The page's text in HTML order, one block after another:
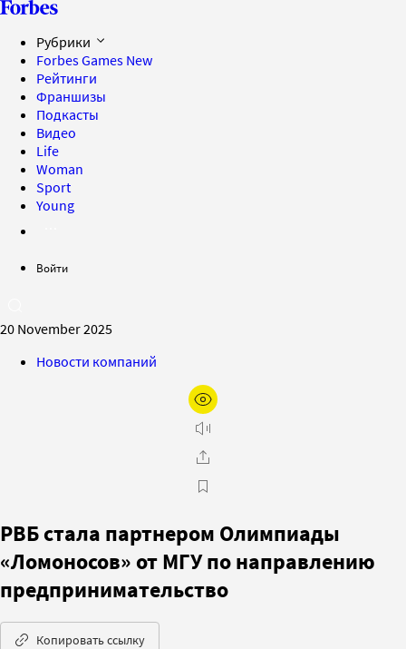
Рубрики
Forbes Games New
Рейтинги
Франшизы
Подкасты
Видео
Life
Woman
Sport
Young
Войти
20 November 2025
Новости компаний
РВБ стала партнером Олимпиады
«Ломоносов» от МГУ по направлению
предпринимательство
Копировать ссылку